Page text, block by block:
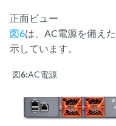
正面ビュー
図6は、AC電源を備え
示しています。
図6:AC電源